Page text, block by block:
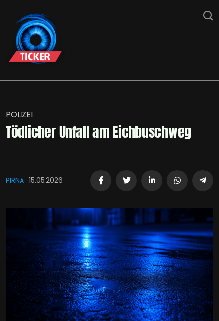
POLIZEI
Tödlicher Unfall am Eichbuschweg
PIRNA 15.05.2026